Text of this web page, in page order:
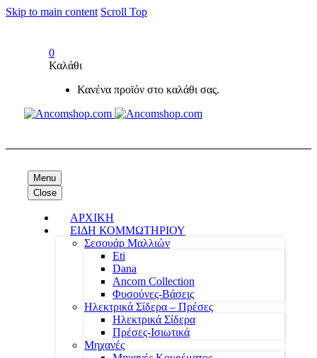
Skip to main content Scroll Top
0
Καλάθι
Κανένα προϊόν στο καλάθι σας.
Menu
Close
ΑΡΧΙΚΗ
ΕΙΔΗ ΚΟΜΜΩΤΗΡΙΟΥ
Σεσουάρ Μαλλιών
Eti
Dana
Ancom Collection
Φυσούνες-Βάσεις
Ηλεκτρικά Σίδερα – Πρέσες
Ηλεκτρικά Σίδερα
Πρέσες-Ισιωτικά
Μηχανές